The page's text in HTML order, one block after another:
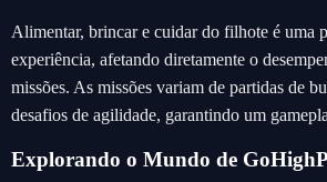
Alimentar, brincar e cuidar do filhote é uma
experiência, afetando diretamente o
missões. As missões variam de partidas de
desafios de agilidade, garantindo um
Explorando o Mundo de